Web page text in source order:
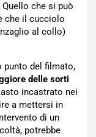
che si può
che il cucciolo
al collo)
punto del filmato,
delle sorti
incastrato nei
a mettersi in
di un
potrebbe